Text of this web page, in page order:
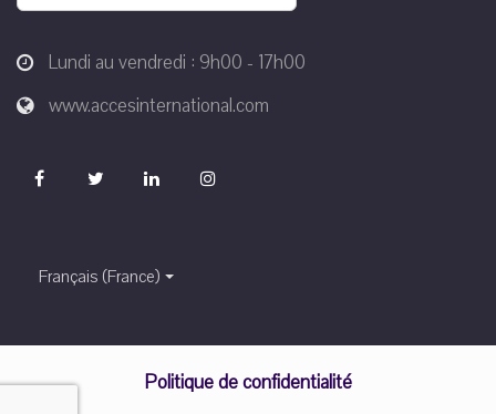
Lundi au vendredi : 9h00 - 17h00
www.accesinternational.com
Français (France)
Politique de confidentialité